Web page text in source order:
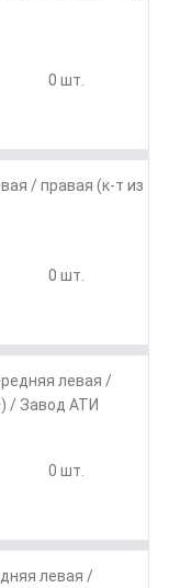
0 шт.
/ правая (к-т из
0 шт.
левая /
/ Завод АТИ
0 шт.
левая /